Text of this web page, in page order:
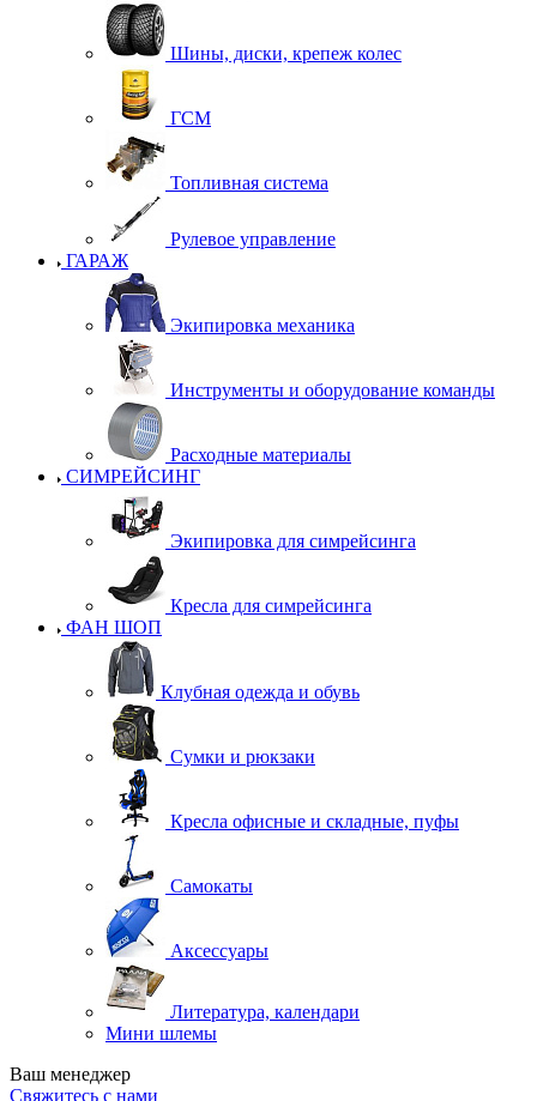
Шины, диски, крепеж колес
ГСМ
Топливная система
Рулевое управление
ГАРАЖ
Экипировка механика
Инструменты и оборудование команды
Расходные материалы
СИМРЕЙСИНГ
Экипировка для симрейсинга
Кресла для симрейсинга
ФАН ШОП
Клубная одежда и обувь
Сумки и рюкзаки
Кресла офисные и складные, пуфы
Самокаты
Аксессуары
Литература, календари
Мини шлемы
Ваш менеджер
Свяжитесь с нами